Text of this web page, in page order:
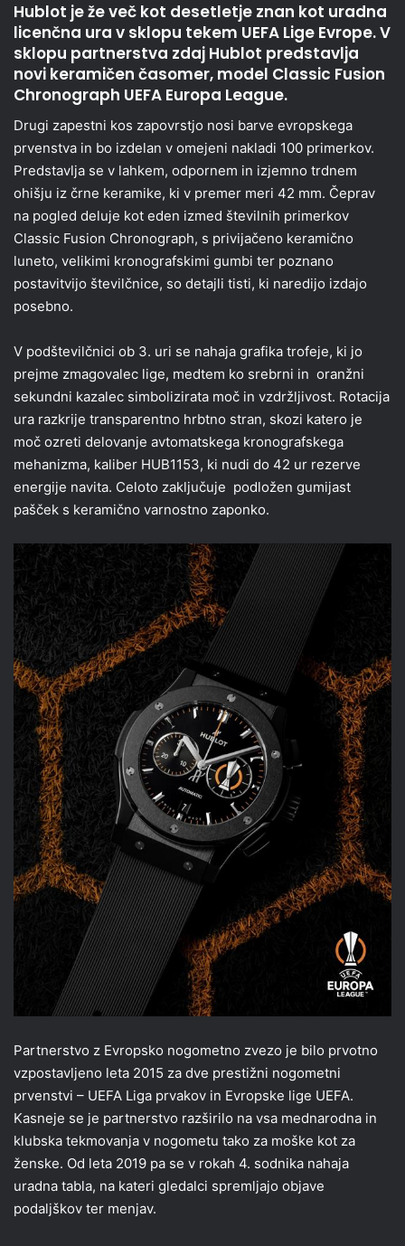
Hublot je že več kot desetletje znan kot uradna
licenčna ura v sklopu tekem UEFA Lige Evrope. V
sklopu partnerstva zdaj Hublot predstavlja
novi keramičen časomer, model Classic Fusion
Chronograph UEFA Europa League.
Drugi zapestni kos zapovrstjo nosi barve evropskega
prvenstva in bo izdelan v omejeni nakladi 100 primerkov.
Predstavlja se v lahkem, odpornem in izjemno trdnem
ohišju iz črne keramike, ki v premer meri 42 mm. Čeprav
na pogled deluje kot eden izmed številnih primerkov
Classic Fusion Chronograph, s privijačeno keramično
luneto, velikimi kronografskimi gumbi ter poznano
postavitvijo številčnice, so detajli tisti, ki naredijo izdajo
posebno.
V podštevilčnici ob 3. uri se nahaja grafika trofeje, ki jo
prejme zmagovalec lige, medtem ko srebrni in oranžni
sekundni kazalec simbolizirata moč in vzdržljivost. Rotacija
ura razkrije transparentno hrbtno stran, skozi katero je
moč ozreti delovanje avtomatskega kronografskega
mehanizma, kaliber HUB1153, ki nudi do 42 ur rezerve
energije navita. Celoto zaključuje podložen gumijast
pašček s keramično varnostno zaponko.
Partnerstvo z Evropsko nogometno zvezo je bilo prvotno
vzpostavljeno leta 2015 za dve prestižni nogometni
prvenstvi – UEFA Liga prvakov in Evropske lige UEFA.
Kasneje se je partnerstvo razširilo na vsa mednarodna in
klubska tekmovanja v nogometu tako za moške kot za
ženske. Od leta 2019 pa se v rokah 4. sodnika nahaja
uradna tabla, na kateri gledalci spremljajo objave
podaljškov ter menjav.